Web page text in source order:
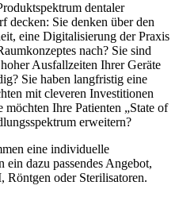
dentaler
decken: Sie denken über den
eine Digitalisierung der Praxis
nach? Sie sind
Ausfallzeiten Ihrer Geräte
Sie haben langfristig eine
mit cleveren Investitionen
möchten Ihre Patienten „State of
erweitern?
eine individuelle
ein dazu passendes Angebot,
oder Sterilisatoren.